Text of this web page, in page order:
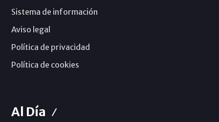
Sistema de información
Aviso legal
Política de privacidad
Política de cookies
Al Día